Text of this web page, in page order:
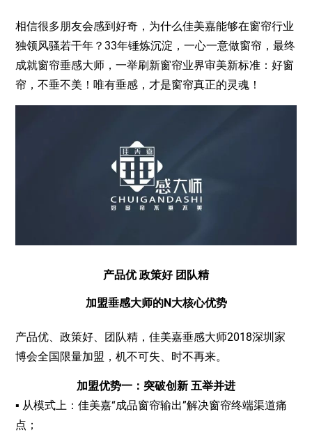
相信很多朋友会感到好奇，为什么佳美嘉能够在窗帘行业
独领风骚若干年？33年锤炼沉淀，一心一意做窗帘，最终
成就窗帘垂感大师，一举刷新窗帘业界审美新标准：好窗
帘，不垂不美！唯有垂感，才是窗帘真正的灵魂！
产品优 政策好 团队精
加盟垂感大师的N大核心优势
产品优、政策好、团队精，佳美嘉垂感大师2018深圳家
博会全国限量加盟，机不可失、时不再来。
加盟优势一：突破创新 五举并进
▪ 从模式上：佳美嘉“成品窗帘输出”解决窗帘终端渠道痛
点；